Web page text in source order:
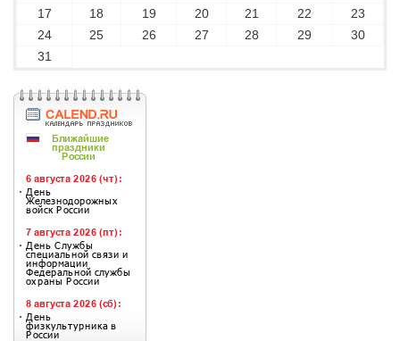
17
18 19 20 21 22
23
24
25 26 27 28 29
30
31